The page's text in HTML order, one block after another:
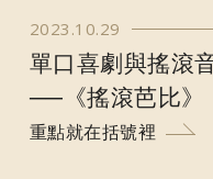
2023.10.29
單口喜劇與搖滾
──《搖滾芭比》
重點就在括號裡